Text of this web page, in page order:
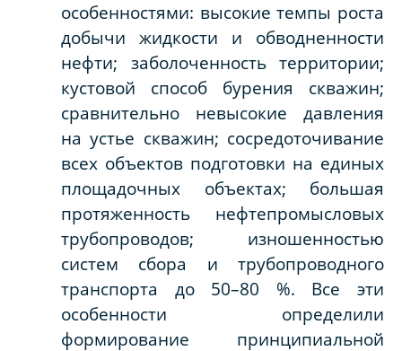
особенностями: высокие темпы роста
добычи жидкости и обводненности
нефти; заболоченность территории;
кустовой способ бурения скважин;
сравнительно невысокие давления
на устье скважин; сосредоточивание
всех объектов подготовки на единых
площадочных объектах; большая
протяженность нефтепромысловых
трубопроводов; изношенностью
систем сбора и трубопроводного
транспорта до 50–80 %. Все эти
особенности определили
формирование принципиальной